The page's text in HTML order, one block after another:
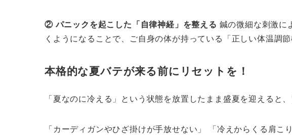
② パニックを起こした「自律神経」を整える 鍼の微細な刺激に
くようになることで、ご自身の体が持っている「正しい体温調
本格的な夏バテが来る前にリセットを！
「夏なのに冷える」という状態を放置したまま盛夏を迎えると
「カーディガンやひざ掛けが手放せない」 「冷えからくる肩こ